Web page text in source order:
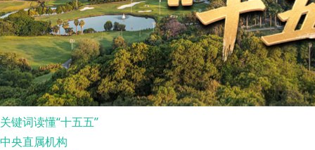
关键词读懂“十五五”
中央直属机构